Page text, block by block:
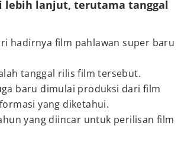
lebih lanjut, terutama tanggal
hadirnya film pahlawan super baru
tanggal rilis film tersebut.
baru dimulai produksi dari film
yang diketahui.
yang diincar untuk perilisan film